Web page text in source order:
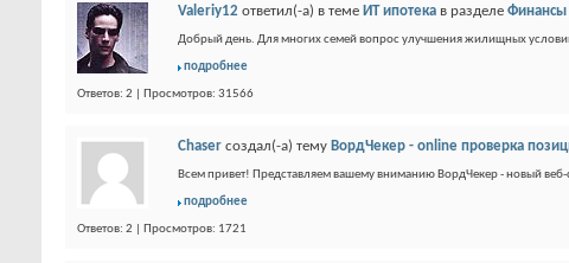
Valeriy12 ответил(-а) в теме ИТ ипотека в разделе Финансы
Добрый день. Для многих семей вопрос улучшения жилищных
подробнее
Ответов: 2 | Просмотров: 31566
Chaser создал(-а) тему ВордЧекер - online проверка
Всем привет! Представляем вашему вниманию ВордЧекер - новый
подробнее
Ответов: 2 | Просмотров: 1721